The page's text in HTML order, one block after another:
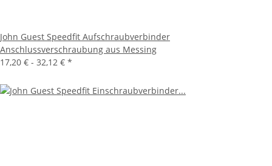
John Guest Speedfit Aufschraubverbinder
Anschlussverschraubung aus Messing
17,20 € - 32,12 € *